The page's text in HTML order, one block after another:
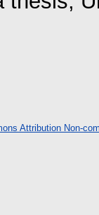
Attribution Non-